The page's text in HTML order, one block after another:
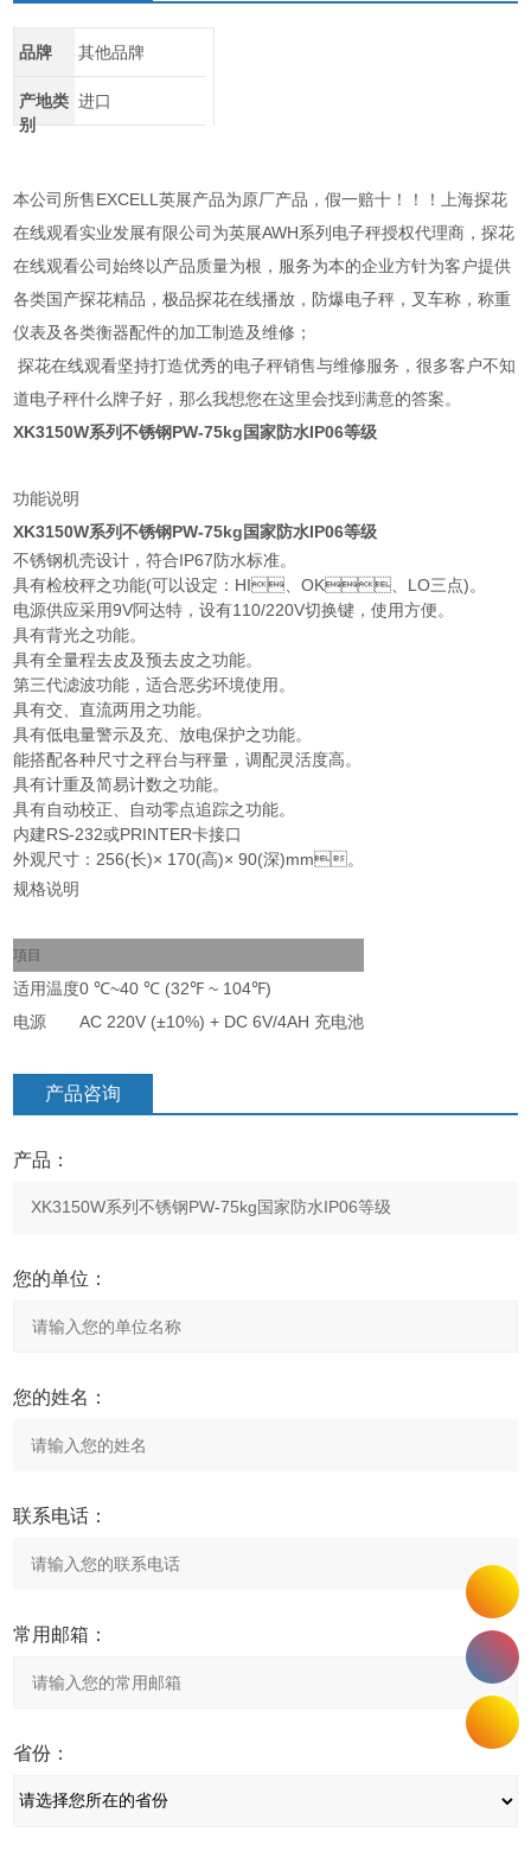
品牌 其他品牌
产地类
别
进口
本公司所售EXCELL英展产品为原厂产品，假一赔十！！！上海探花
在线观看实业发展有限公司为英展AWH系列电子秤授权代理商，探花
在线观看公司始终以产品质量为根，服务为本的企业方针为客户提供
各类国产探花精品，极品探花在线播放，防爆电子秤，叉车称，称重
仪表及各类衡器配件的加工制造及维修；
探花在线观看坚持打造优秀的电子秤销售与维修服务，很多客户不知
道电子秤什么牌子好，那么我想您在这里会找到满意的答案。
XK3150W系列不锈钢PW-75kg国家防水IP06等级
功能说明
XK3150W系列不锈钢PW-75kg国家防水IP06等级
不锈钢机壳设计，符合IP67防水标准。
具有检校秤之功能(可以设定：HI、OK、LO三点)。
电源供应采用9V阿达特，设有110/220V切换键，使用方便。
具有背光之功能。
具有全量程去皮及预去皮之功能。
第三代滤波功能，适合恶劣环境使用。
具有交、直流两用之功能。
具有低电量警示及充、放电保护之功能。
能搭配各种尺寸之秤台与秤量，调配灵活度高。
具有计重及简易计数之功能。
具有自动校正、自动零点追踪之功能。
内建RS-232或PRINTER卡接口
外观尺寸：256(长)× 170(高)× 90(深)mm。
规格说明
項目
适用温度0 ℃~40 ℃ (32℉ ~ 104℉)
电源
AC 220V (±10%) + DC 6V/4AH 充电池
产品咨询
产品：
您的单位：
您的姓名：
联系电话：
常用邮箱：
省份：